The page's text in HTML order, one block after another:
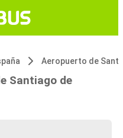
Santiago de